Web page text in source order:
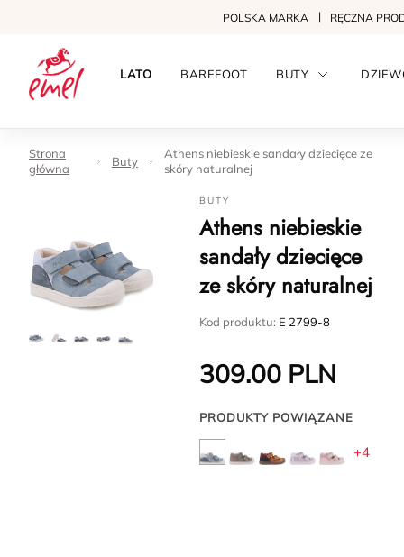
POLSKA MARKA RĘCZNA
LATO BAREFOOT BUTY
Strona
główna
Buty
Athens niebieskie sandały dziecięce ze
skóry naturalnej
BUTY
Athens niebieskie
sandały dziecięce
ze skóry naturalnej
Kod produktu: E 2799-8
309.00 PLN
PRODUKTY POWIĄZANE
+4